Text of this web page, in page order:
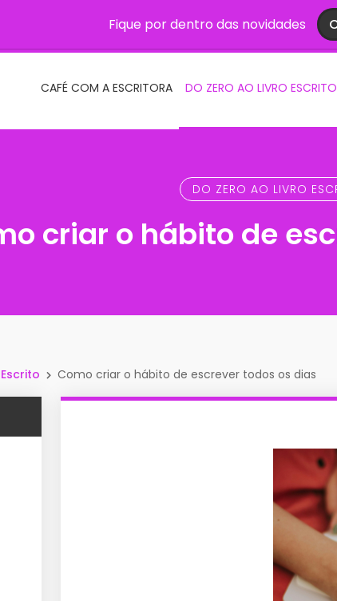
Fique por dentro das novidades
CAFÉ COM A ESCRITORA DO ZERO AO LIVRO ESCRITO
DO ZERO AO LIVRO
criar o hábito de
Como criar o hábito de escrever todos os dias